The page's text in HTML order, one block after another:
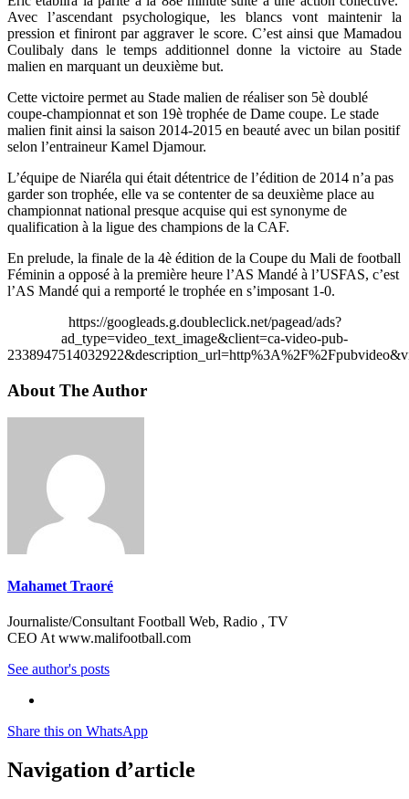
Avec l’ascendant psychologique, les blancs vont maintenir la
pression et finiront par aggraver le score. C’est ainsi que Mamadou
Coulibaly dans le temps additionnel donne la victoire au Stade
malien en marquant un deuxième but.
Cette victoire permet au Stade malien de réaliser son 5è doublé
coupe-championnat et son 19è trophée de Dame coupe. Le stade
malien finit ainsi la saison 2014-2015 en beauté avec un bilan positif
selon l’entraineur Kamel Djamour.
L’équipe de Niaréla qui était détentrice de l’édition de 2014 n’a pas
garder son trophée, elle va se contenter de sa deuxième place au
championnat national presque acquise qui est synonyme de
qualification à la ligue des champions de la CAF.
En prelude, la finale de la 4è édition de la Coupe du Mali de football
Féminin a opposé à la première heure l’AS Mandé à l’USFAS, c’est
l’AS Mandé qui a remporté le trophée en s’imposant 1-0.
https://googleads.g.doubleclick.net/pagead/ads?
ad_type=video_text_image&client=ca-video-pub-
About The Author
Mahamet Traoré
Journaliste/Consultant Football Web, Radio , TV
CEO At www.malifootball.com
See author's posts
Share this on WhatsApp
Navigation d’article